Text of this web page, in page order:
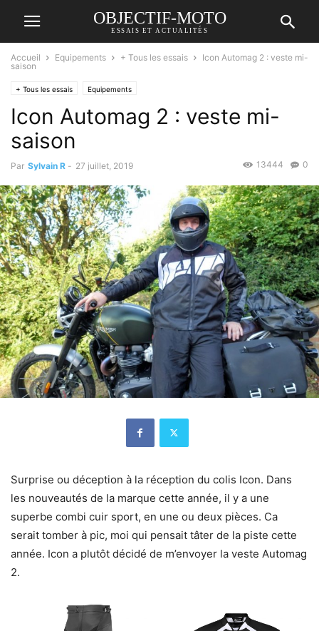
OBJECTIF-MOTO
ESSAIS ET ACTUALITÉS
Accueil Equipements + Tous les essais
Icon Automag 2 : veste mi-
saison
+ Tous les essais Equipements
Icon Automag 2 : veste mi-
saison
Par Sylvain R - 27 juillet, 2019 0
13444
Surprise ou déception à la réception du colis Icon. Dans
les nouveautés de la marque cette année, il y a une
superbe combi cuir sport, en une ou deux pièces. Ca
serait tomber à pic, moi qui pensait tâter de la piste cette
année. Icon a plutôt décidé de m’envoyer la veste Automag
2.